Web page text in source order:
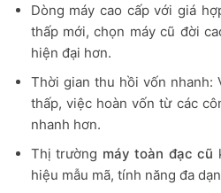
Dòng máy cao cấp với giá
thấp mới, chọn máy cũ đời
hiện đại hơn.
Thời gian thu hồi vốn nhanh:
thấp, việc hoàn vốn từ các
nhanh hơn.
Thị trường máy toàn đạc cũ
hiệu mẫu mã, tính năng đa